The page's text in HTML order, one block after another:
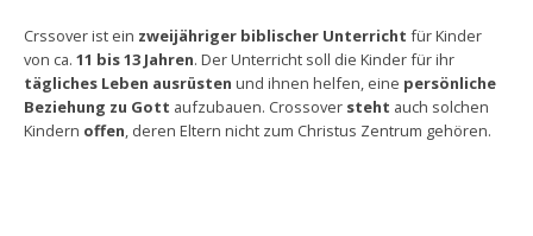
Crssover ist ein zweijähriger biblischer Unterricht für Kinder
von ca. 11 bis 13 Jahren. Der Unterricht soll die Kinder für ihr
tägliches Leben ausrüsten und ihnen helfen, eine persönliche
Beziehung zu Gott aufzubauen. Crossover steht auch solchen
Kindern offen, deren Eltern nicht zum Christus Zentrum gehören.